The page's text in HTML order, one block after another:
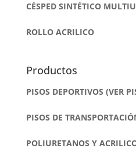
CÉSPED SINTÉTICO
ROLLO ACRILICO
Productos
PISOS DEPORTIVOS (VER
PISOS DE
POLIURETANOS Y